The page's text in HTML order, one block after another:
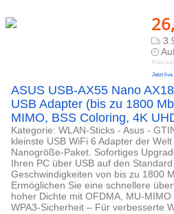
Preis
Jetzt live
ASUS USB-AX55 Nano
USB Adapter (bis zu 1800
MIMO, BSS Coloring, 4K
Kategorie: WLAN-Sticks - Asus -
kleinste USB WiFi 6 Adapter der
Nanogröße-Paket. Sofortiges
Ihren PC über USB auf den
Geschwindigkeiten von bis zu 1800
Ermöglichen Sie eine schnellere
hoher Dichte mit OFDMA, MU-
WPA3-Sicherheit – Für verbesserte